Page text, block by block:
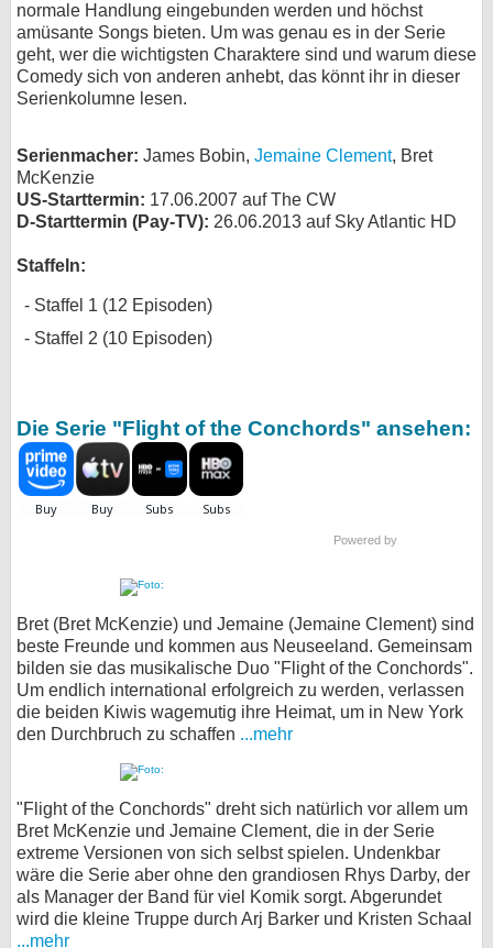
normale Handlung eingebunden werden und höchst
amüsante Songs bieten. Um was genau es in der Serie
geht, wer die wichtigsten Charaktere sind und warum diese
Comedy sich von anderen anhebt, das könnt ihr in dieser
Serienkolumne lesen.
Serienmacher: James Bobin, Jemaine Clement, Bret
McKenzie
US-Starttermin: 17.06.2007 auf The CW
D-Starttermin (Pay-TV): 26.06.2013 auf Sky Atlantic HD
Staffeln:
Staffel 1 (12 Episoden)
Staffel 2 (10 Episoden)
Die Serie "Flight of the Conchords" ansehen:
Powered by
Bret (Bret McKenzie) und Jemaine (Jemaine Clement) sind
beste Freunde und kommen aus Neuseeland. Gemeinsam
bilden sie das musikalische Duo "Flight of the Conchords".
Um endlich international erfolgreich zu werden, verlassen
die beiden Kiwis wagemutig ihre Heimat, um in New York
den Durchbruch zu schaffen ...mehr
"Flight of the Conchords" dreht sich natürlich vor allem um
Bret McKenzie und Jemaine Clement, die in der Serie
extreme Versionen von sich selbst spielen. Undenkbar
wäre die Serie aber ohne den grandiosen Rhys Darby, der
als Manager der Band für viel Komik sorgt. Abgerundet
wird die kleine Truppe durch Arj Barker und Kristen Schaal
...mehr
Nutzungsbedingungen
Datenschutz
Impressum
Desktop-Ansicht
myFanbase